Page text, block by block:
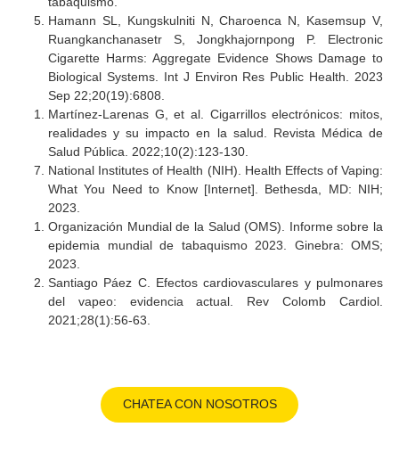
los problemas pulmonares que este hábito puede causar.
Autor: Katherine Pazmay
REFERENCIAS
Centers for Disease Control and Prevention
Outbreak of Lung Injury Associated with the Use
Cigarette, or Vaping, Products. CDC; 2023.
Centros para el Control y la Prevención de
(CDC).
Outbreak of Lung Injury Associated with the Use
Cigarette, or Vaping, Products.
Fletcher C. Tabaquismo: riesgos y
actualizadas. JAMA Salud Global. 2024;9(1):45-50.
Hackshaw A, Morris JK, Boniface S, Tang JL,
tabaquismo.
Hamann SL, Kungskulniti N, Charoenca N,